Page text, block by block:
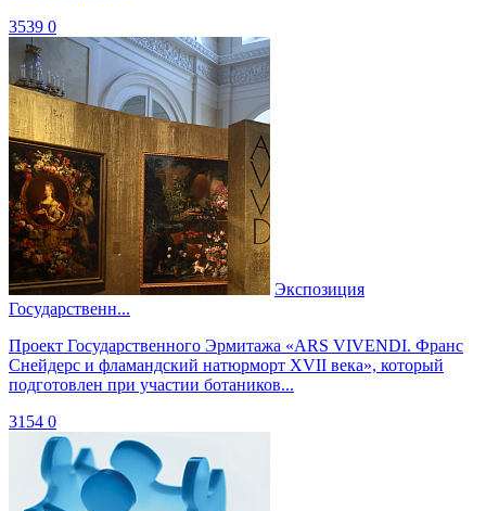
3539 0
Экспозиция
Государственн...
Проект Государственного Эрмитажа «ARS VIVENDI. Франс
Снейдерс и фламандский натюрморт XVII века», который
подготовлен при участии ботаников...
3154 0